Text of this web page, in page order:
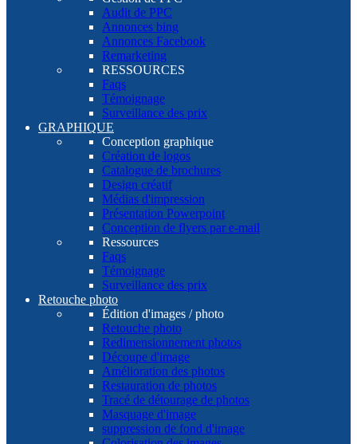
Audit de PPC
Annonces bing
Annonces Facebook
Remarketing
RESSOURCES
Faqs
Témoignage
Surveillance des prix
GRAPHIQUE
Conception graphique
Création de logos
Catalogue de brochures
Design créatif
Médias d'impression
Présentation Powerpoint
Conception de flyers par e-mail
Ressources
Faqs
Témoignage
Surveillance des prix
Retouche photo
Édition d'images / photo
Retouche photo
Redimensionnement photos
Découpe d'image
Amélioration des photos
Restauration de photos
Tracé de détourage de photos
Masquage d'image
suppression de fond d'image